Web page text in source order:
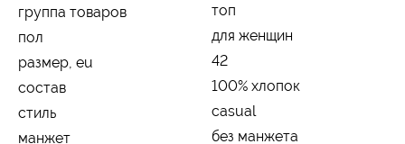
группа товаров
топ
пол
для женщин
размер, eu
42
состав
100% хлопок
стиль
casual
манжет
без манжета